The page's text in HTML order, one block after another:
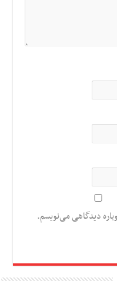
دیدگاهی می‌نویسم.